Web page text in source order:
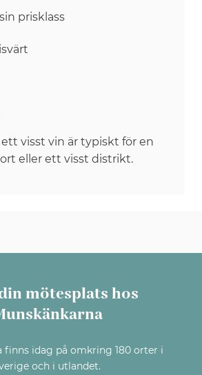
prisklass
visst vin är typiskt för en
eller ett visst distrikt.
mötesplats hos
finns idag på omkring 180 orter i
och i utlandet.